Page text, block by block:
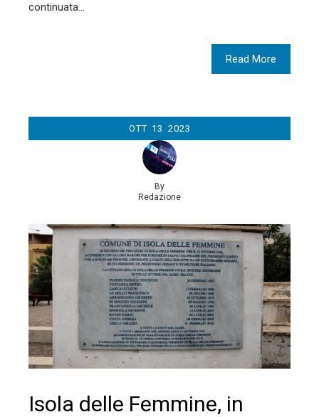
continuata…
Read More
OTT 13 2023
By
Redazione
Isola delle Femmine, in